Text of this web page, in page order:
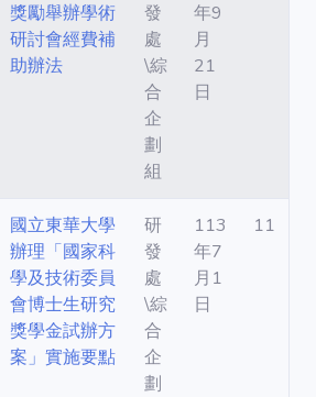
獎勵舉辦學術
研討會經費補
助辦法
發
處
\綜
合
企
劃
組
年9
月
21
日
國立東華大學
辦理「國家科
學及技術委員
會博士生研究
獎學金試辦方
案」實施要點
研
發
處
\綜
合
企
劃
113
年7
月1
日
11